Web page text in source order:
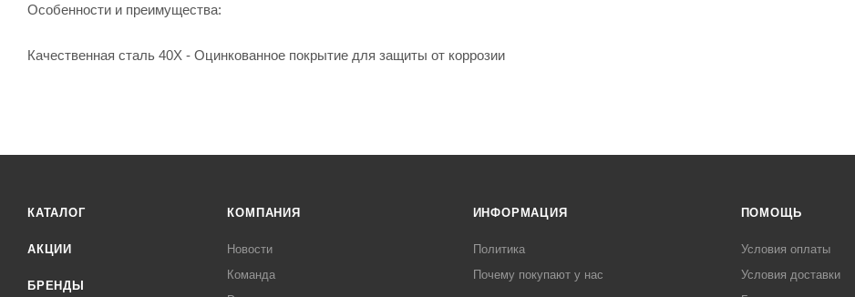
Особенности и преимущества:
Качественная сталь 40Х - Оцинкованное покрытие для защиты от коррозии
КАТАЛОГ
АКЦИИ
БРЕНДЫ
КОМПАНИЯ
Новости
Команда
ИНФОРМАЦИЯ
Политика
Почему покупают у нас
ПОМОЩЬ
Условия оплаты
Условия доставки